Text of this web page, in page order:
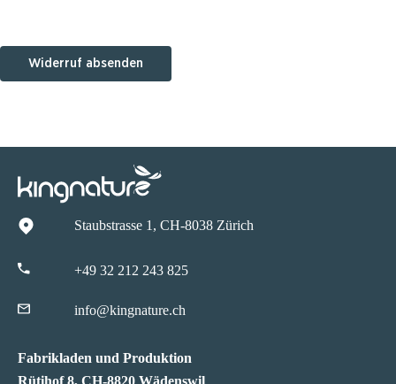
Staubstrasse 1, CH-8038 Zürich
+49 32 212 243 825
info@kingnature.ch
Fabrikladen und Produktion
Rütihof 8, CH-8820 Wädenswil